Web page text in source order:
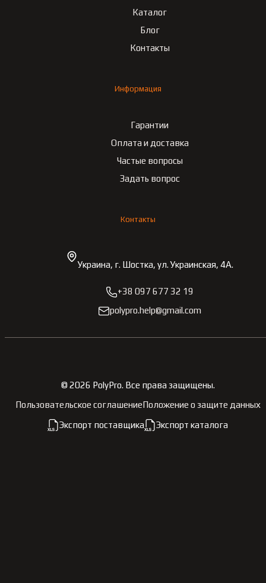
Каталог
Блог
Контакты
Информация
Гарантии
Оплата и доставка
Частые вопросы
Задать вопрос
Контакты
Украина, г. Шостка, ул. Украинская, 4А.
+38 097 677 32 19
polypro.help@gmail.com
© 2026 PolyPro. Все права защищены.
Пользовательское соглашениеПоложение о защите данных
Экспорт поставщика Экспорт каталога